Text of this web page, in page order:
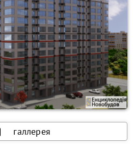
галлерея